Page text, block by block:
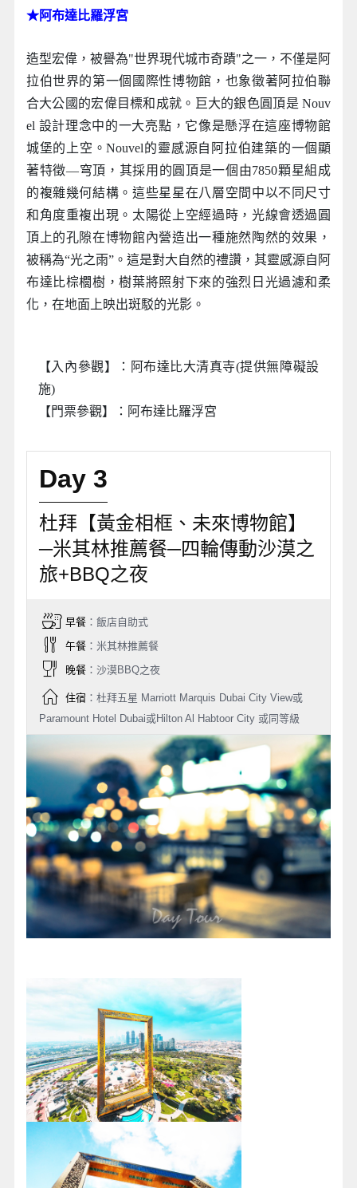
★阿布達比羅浮宮
造型宏偉，被譽為"世界現代城市奇蹟"之一，不僅是阿
拉伯世界的第一個國際性博物館，也象徵著阿拉伯聯
合大公國的宏偉目標和成就。巨大的銀色圓頂是 Nouv
el 設計理念中的一大亮點，它像是懸浮在這座博物館
城堡的上空。Nouvel的靈感源自阿拉伯建築的一個顯
著特徵—穹頂，其採用的圓頂是一個由7850顆星組成
的複雜幾何結構。這些星星在八層空間中以不同尺寸
和角度重複出現。太陽從上空經過時，光線會透過圓
頂上的孔隙在博物館內營造出一種施然陶然的效果，
被稱為“光之雨”。這是對大自然的禮讚，其靈感源自阿
布達比棕櫚樹，樹葉將照射下來的強烈日光過濾和柔
化，在地面上映出斑駁的光影。
【入內參觀】：阿布達比大清真寺(提供無障礙設
施)
【門票參觀】：阿布達比羅浮宮
Day 3
杜拜【黃金相框、未來博物館】
─米其林推薦餐─四輪傳動沙漠之
旅+BBQ之夜
早餐：飯店自助式
午餐：米其林推薦餐
晚餐：沙漠BBQ之夜
住宿：杜拜五星 Marriott Marquis Dubai City View或
Paramount Hotel Dubai或Hilton Al Habtoor City 或同等級